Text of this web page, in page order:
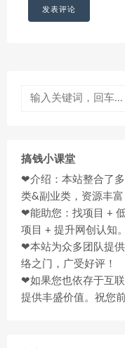
搞钱小课堂
❤介绍：本站整合了
类&副业类，资源丰富
❤能助您：找项目 +
项目 + 提升网创认知。
❤本站为众多团队提
络之门，广受好评！
❤如果您也依存于互
提供丰盛价值。祝您